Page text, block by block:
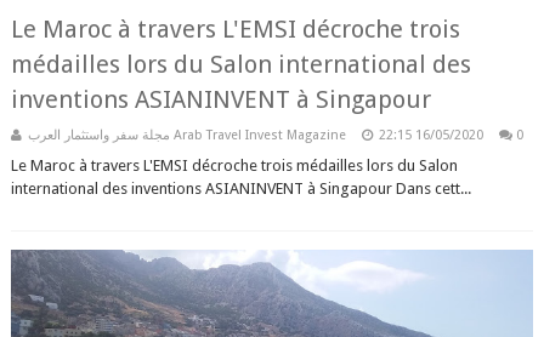
Le Maroc à travers L'EMSI décroche trois
médailles lors du Salon international des
inventions ASIANINVENT à Singapour
مجلة سفر واستثمار العرب Arab Travel Invest Magazine 22:15 16/05/2020 0
Le Maroc à travers L'EMSI décroche trois médailles lors du Salon
international des inventions ASIANINVENT à Singapour Dans cett...